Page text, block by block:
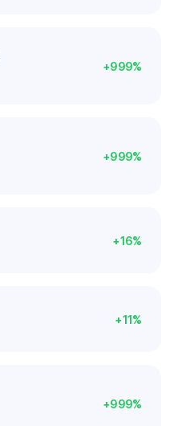
+999%
+999%
+16%
+11%
+999%